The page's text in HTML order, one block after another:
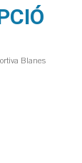
Blanes